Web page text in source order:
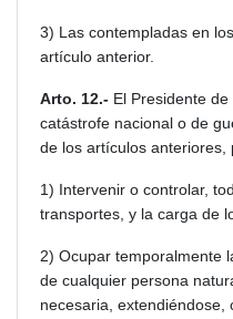
3) Las contempladas en
artículo anterior.
Arto. 12.- El Presidente
catástrofe nacional o de
de los artículos anteriores,
1) Intervenir o controlar,
transportes, y la carga de
2) Ocupar temporalmente
de cualquier persona
necesaria, extendiéndose,